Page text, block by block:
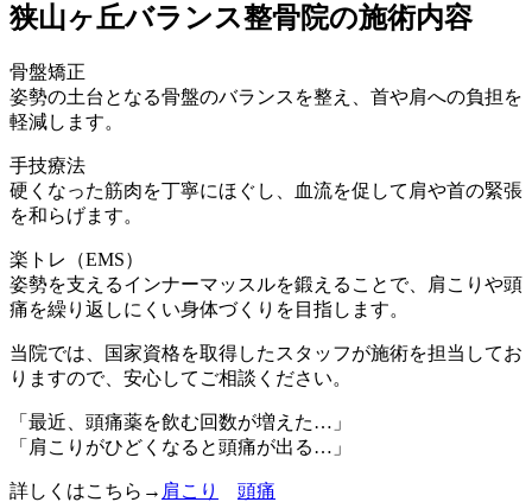
狭山ヶ丘バランス整骨院の施術内容
骨盤矯正
姿勢の土台となる骨盤のバランスを整え、首や肩への負担を
軽減します。
手技療法
硬くなった筋肉を丁寧にほぐし、血流を促して肩や首の緊張
を和らげます。
楽トレ（EMS）
姿勢を支えるインナーマッスルを鍛えることで、肩こりや頭
痛を繰り返しにくい身体づくりを目指します。
当院では、国家資格を取得したスタッフが施術を担当してお
りますので、安心してご相談ください。
「最近、頭痛薬を飲む回数が増えた…」
「肩こりがひどくなると頭痛が出る…」
詳しくはこちら→ 肩こり 頭痛